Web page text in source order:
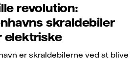
revolution:
skraldebiler
elektriske
er skraldebilerne ved at blive